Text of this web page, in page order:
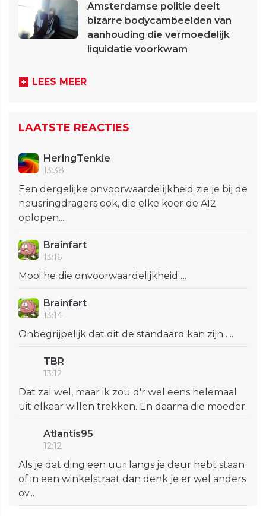
Amsterdamse politie deelt
bizarre bodycambeelden van
aanhouding die vermoedelijk
liquidatie voorkwam
LEES MEER
LAATSTE REACTIES
HeringTenkie
13:38
Een dergelijke onvoorwaardelijkheid zie je bij de
neusringdragers ook, die elke keer de A12
oplopen....
Brainfart
13:16
Mooi he die onvoorwaardelijkheid….
Brainfart
13:14
Onbegrijpelijk dat dit de standaard kan zijn…..
TBR
13:12
Dat zal wel, maar ik zou d'r wel eens helemaal
uit elkaar willen trekken. En daarna die moeder.
Atlantis95
12:12
Als je dat ding een uur langs je deur hebt staan
of in een winkelstraat dan denk je er wel anders
ov...